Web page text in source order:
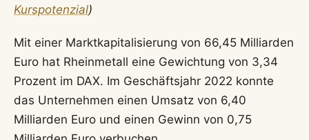
Kurspotenzial)
Mit einer Marktkapitalisierung von 66,45 Milliarden
Euro hat Rheinmetall eine Gewichtung von 3,34
Prozent im DAX. Im Geschäftsjahr 2022 konnte
das Unternehmen einen Umsatz von 6,40
Milliarden Euro und einen Gewinn von 0,75